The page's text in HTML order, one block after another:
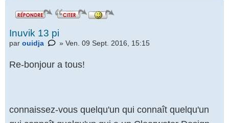
Inuvik 13 pi
par ouidja » Ven. 09 Sept. 2016, 15:15
Re-bonjour a tous!
connaissez-vous quelqu'un qui connaît quelqu'un